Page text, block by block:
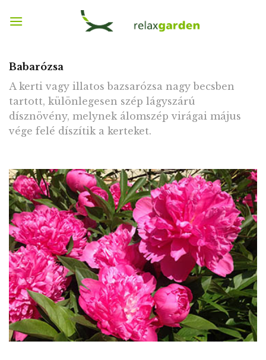
Babarózsa
A kerti vagy illatos bazsarózsa nagy becsben
tartott, különlegesen szép lágyszárú
dísznövény, melynek álomszép virágai május
vége felé díszítik a kerteket.